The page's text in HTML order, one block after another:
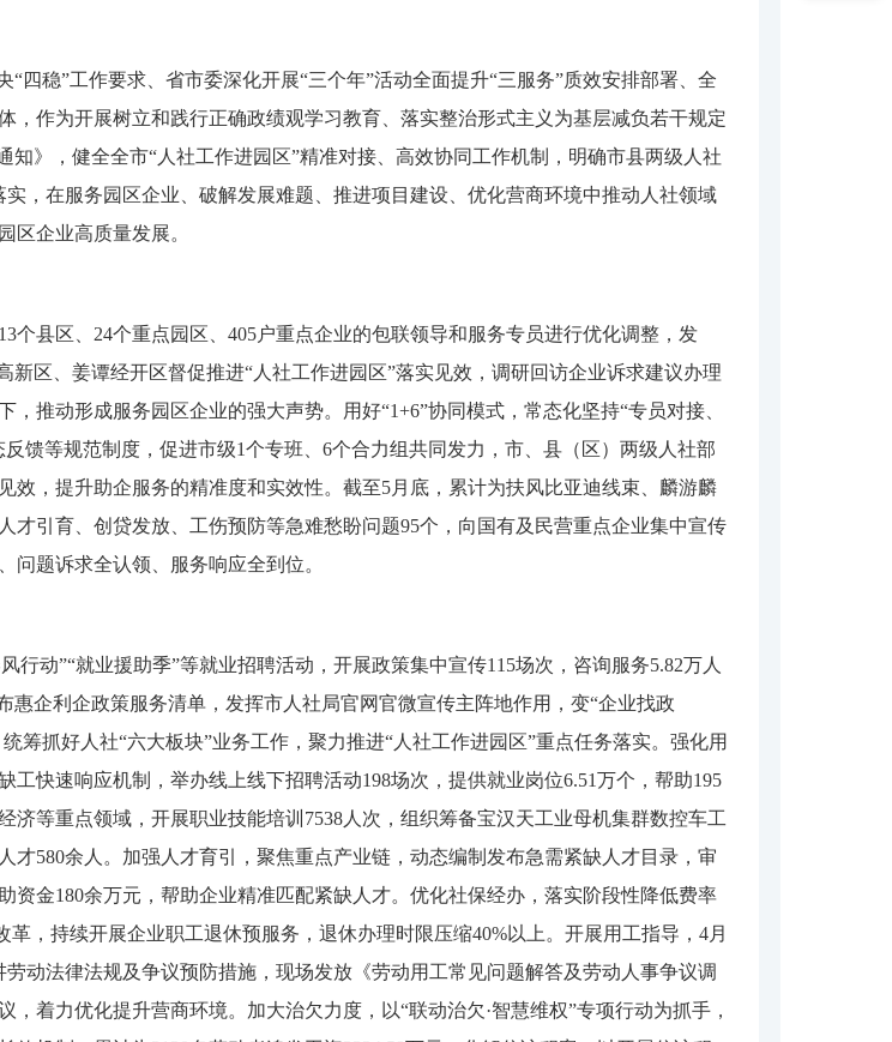
四稳”工作要求、省市委深化开展“三个年”活动全面提升“三服务”质效安排部署、全
作为开展树立和践行正确政绩观学习教育、落实整治形式主义为基层减负若干规定
》，健全全市“人社工作进园区”精准对接、高效协同工作机制，明确市县两级人社
，在服务园区企业、破解发展难题、推进项目建设、优化营商环境中推动人社领域
区企业高质量发展。
县区、24个重点园区、405户重点企业的包联领导和服务专员进行优化调整，发
区、姜谭经开区督促推进“人社工作进园区”落实见效，调研回访企业诉求建议办理
推动形成服务园区企业的强大声势。用好“1+6”协同模式，常态化坚持“专员对接、
馈等规范制度，促进市级1个专班、6个合力组共同发力，市、县（区）两级人社部
，提升助企服务的精准度和实效性。截至5月底，累计为扶风比亚迪线束、麟游麟
引育、创贷发放、工伤预防等急难愁盼问题95个，向国有及民营重点企业集中宣传
问题诉求全认领、服务响应全到位。
行动”“就业援助季”等就业招聘活动，开展政策集中宣传115场次，咨询服务5.82万人
企利企政策服务清单，发挥市人社局官网官微宣传主阵地作用，变“企业找政
筹抓好人社“六大板块”业务工作，聚力推进“人社工作进园区”重点任务落实。强化用
快速响应机制，举办线上线下招聘活动198场次，提供就业岗位6.51万个，帮助195
济等重点领域，开展职业技能培训7538人次，组织筹备宝汉天工业母机集群数控车工
580余人。加强人才育引，聚焦重点产业链，动态编制发布急需紧缺人才目录，审
金180余万元，帮助企业精准匹配紧缺人才。优化社保经办，落实阶段性降低费率
，持续开展企业职工退休预服务，退休办理时限压缩40%以上。开展用工指导，4月
动法律法规及争议预防措施，现场发放《劳动用工常见问题解答及劳动人事争议调
着力优化提升营商环境。加大治欠力度，以“联动治欠·智慧维权”专项行动为抓手，